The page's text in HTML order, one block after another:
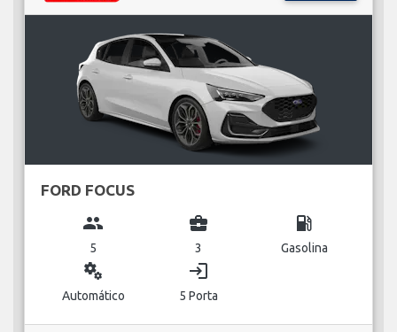
FORD FOCUS
group
5
business_center
3
local_gas_station
Gasolina
miscellaneous_services
Automático
login
5 Porta